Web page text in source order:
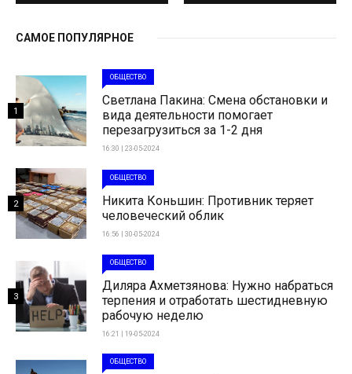
САМОЕ ПОПУЛЯРНОЕ
ОБЩЕСТВО
Светлана Пакина: Смена обстановки и
вида деятельности помогает
перезагрузиться за 1-2 дня
16:30 | 23-05-2024
1
ОБЩЕСТВО
Никита Коньшин: Противник теряет
человеческий облик
16:56 | 30-05-2024
2
ОБЩЕСТВО
Диляра Ахметзянова: Нужно набраться
терпения и отработать шестидневную
рабочую неделю
16:21 | 19-05-2024
3
ОБЩЕСТВО